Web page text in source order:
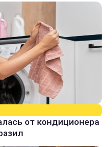
от кондиционера